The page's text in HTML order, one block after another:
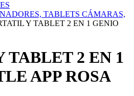
TABLETS CÁMARAS,
Y TABLET 2 EN 1 GENIO
TABLET 2 EN 1
APP ROSA